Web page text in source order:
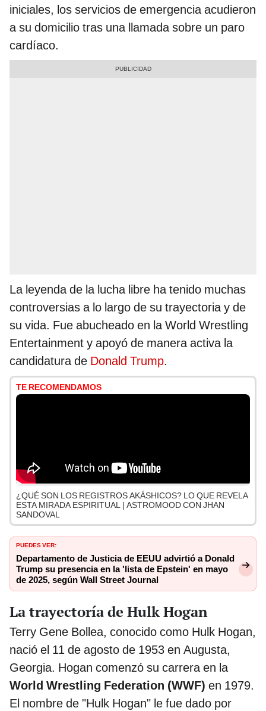
iniciales, los servicios de emergencia acudieron
a su domicilio tras una llamada sobre un paro
cardíaco.
La leyenda de la lucha libre ha tenido muchas
controversias a lo largo de su trayectoria y de
su vida. Fue abucheado en la World Wrestling
Entertainment y apoyó de manera activa la
candidatura de Donald Trump.
TE RECOMENDAMOS
¿QUÉ SON LOS REGISTROS AKÁSHICOS? LO QUE REVELA
ESTA MIRADA ESPIRITUAL | ASTROMOOD CON JHAN
SANDOVAL
PUEDES VER:
Departamento de Justicia de EEUU advirtió a Donald
Trump su presencia en la 'lista de Epstein' en mayo
de 2025, según Wall Street Journal
La trayectoría de Hulk Hogan
Terry Gene Bollea, conocido como Hulk Hogan,
nació el 11 de agosto de 1953 en Augusta,
Georgia. Hogan comenzó su carrera en la
World Wrestling Federation (WWF) en 1979.
El nombre de "Hulk Hogan" le fue dado por